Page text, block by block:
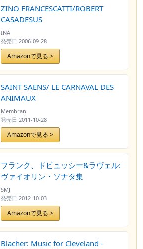
ZINO FRANCESCATTI/ROBERT
CASADESUS
INA
発売日 2006-09-28
Amazonで見る >
SAINT SAENS/ LE CARNAVAL DES
ANIMAUX
Membran
発売日 2011-10-28
Amazonで見る >
フランク、ドビュッシー&ラヴェル:
ヴァイオリン・ソナタ集
SMJ
発売日 2012-10-03
Amazonで見る >
Blacher: Music for Cleveland -